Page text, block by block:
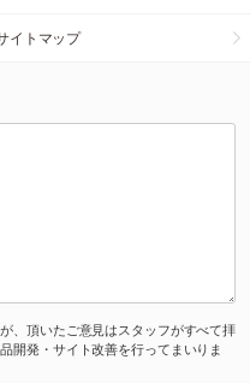
イトマップ
、頂いたご意見はスタッフがすべて拝
開発・サイト改善を行ってまいりま